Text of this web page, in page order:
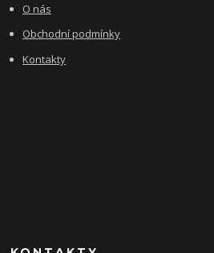
O nás
Obchodní podmínky
Kontakty